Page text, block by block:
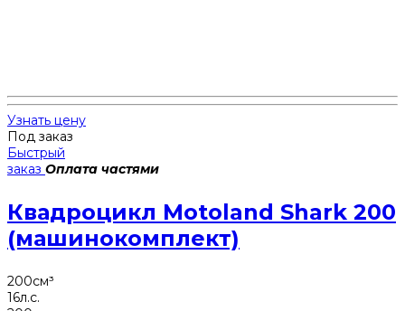
Узнать цену
Под заказ
Быстрый
заказ Оплата частями
Квадроцикл Motoland Shark 200
(машинокомплект)
200см³
16л.с.